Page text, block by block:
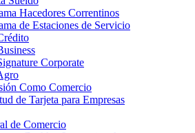
Hacedores Correntinos
de Estaciones de Servicio
Corporate
Como Comercio
de Tarjeta para Empresas
de Comercio